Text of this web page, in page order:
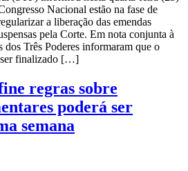
Nacional estão na fase de
a liberação das emendas
pela Corte. Em nota conjunta à
dos Três Poderes informaram que o
ser finalizado […]
regras sobre
poderá ser
semana